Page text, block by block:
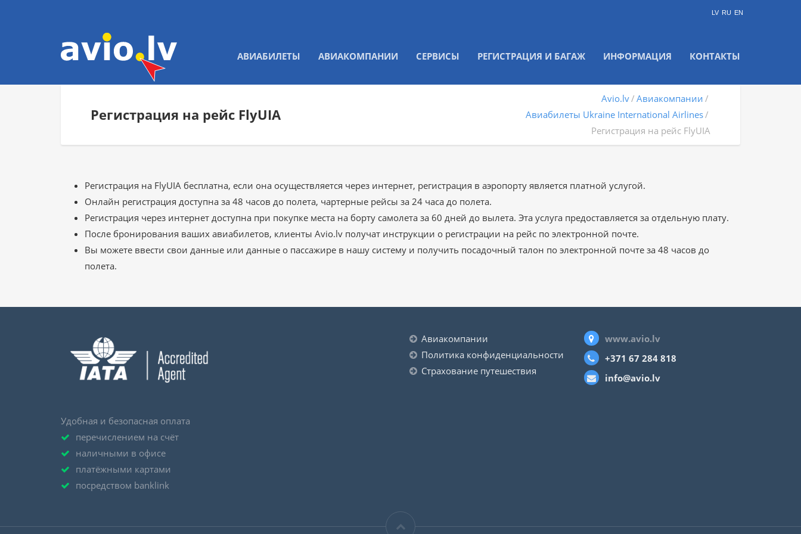
LV RU EN
АВИАБИЛЕТЫ АВИАКОМПАНИИ СЕРВИСЫ РЕГИСТРАЦИЯ И БАГАЖ ИНФОРМАЦИЯ КОНТАКТЫ
Регистрация на рейс FlyUIA
Avio.lv Авиакомпании
Авиабилеты Ukraine International Airlines
Регистрация на рейс FlyUIA
Регистрация на FlyUIA бесплатна, если она осуществляется через интернет, регистрация в аэропорту является платной услугой.
Онлайн регистрация доступна за 48 часов до полета, чартерные рейсы за 24 часа до полета.
Регистрация через интернет доступна при покупке места на борту самолета за 60 дней до вылета. Эта услуга предоставляется за отдельную плату.
После бронирования ваших авиабилетов, клиенты Avio.lv получат инструкции о регистрации на рейс по электронной почте.
Вы можете ввести свои данные или данные о пассажире в нашу систему и получить посадочный талон по электронной почте за 48 часов до
полета.
Удобная и безопасная оплата
перечислением на счёт
наличными в офисе
платёжными картами
посредством banklink
Авиакомпании
Политика конфиденциальности
Страхование путешествия
www.avio.lv
+371 67 284 818
info@avio.lv